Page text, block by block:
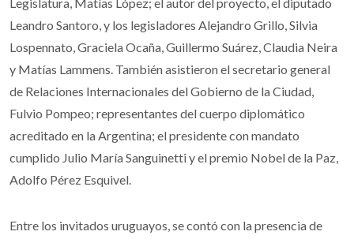
Leandro Santoro, y los legisladores Alejandro Grillo, Silvia
Lospennato, Graciela Ocaña, Guillermo Suárez, Claudia Neira
y Matías Lammens. También asistieron el secretario general
de Relaciones Internacionales del Gobierno de la Ciudad,
Fulvio Pompeo; representantes del cuerpo diplomático
acreditado en la Argentina; el presidente con mandato
cumplido Julio María Sanguinetti y el premio Nobel de la Paz,
Adolfo Pérez Esquivel.
Entre los invitados uruguayos, se contó con la presencia de